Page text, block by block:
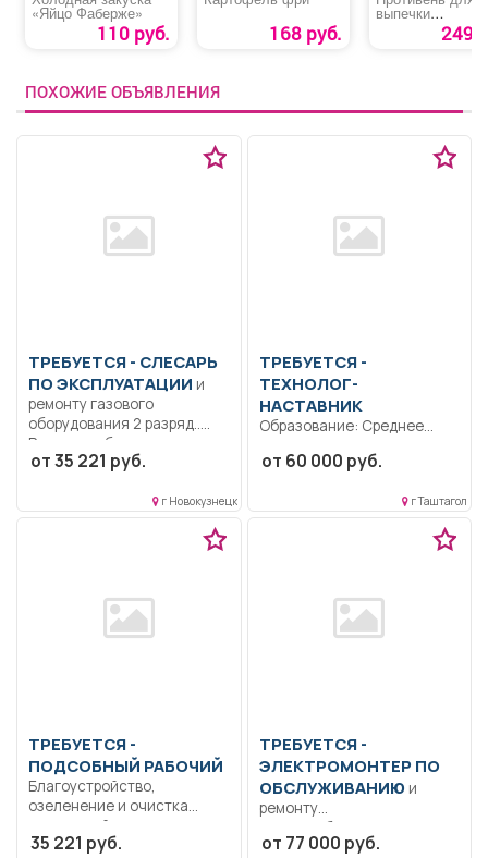
«Яйцо Фаберже»
110 руб. 168 руб.
выпечки
антипригарное
249
ПОХОЖИЕ ОБЪЯВЛЕНИЯ
ТРЕБУЕТСЯ - СЛЕСАРЬ
ПО ЭКСПЛУАТАЦИИ и
ремонту газового
оборудования 2 разряд..
Ремонт и обслуживание
газового...
от 35 221 руб.
г Новокузнецк
ТРЕБУЕТСЯ -
ТЕХНОЛОГ-
НАСТАВНИК
Образование: Среднее
образование..
процессы, обучение...
от 60 000 руб.
г Таштагол
ТРЕБУЕТСЯ -
ПОДСОБНЫЙ РАБОЧИЙ
Благоустройство,
озеленение и очистка
территорий
муниципального
35 221 руб.
ТРЕБУЕТСЯ -
ЭЛЕКТРОМОНТЕР ПО
ОБСЛУЖИВАНИЮ и
ремонту
электрооборудования
Образование: Среднее
от 77 000 руб.